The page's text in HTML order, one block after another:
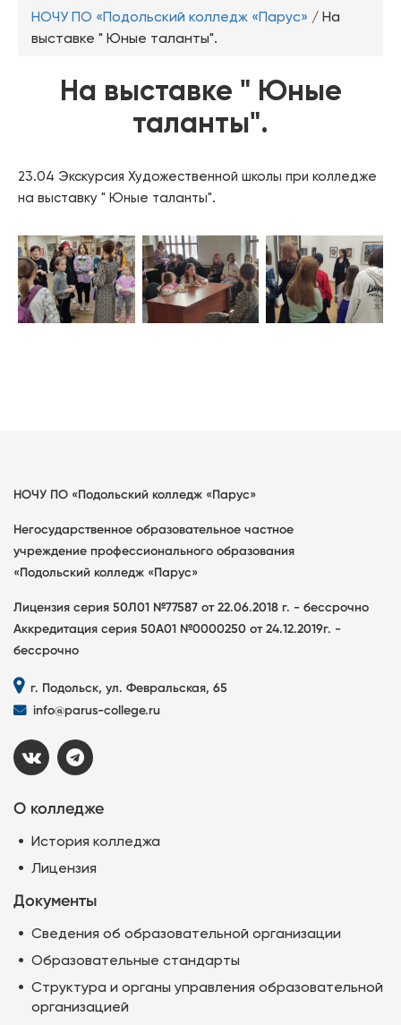
Вы
здесь
НОЧУ ПО «Подольский колледж «Парус» / На
выставке " Юные таланты".
На выставке " Юные
таланты".
23.04 Экскурсия Художественной школы при колледже
на выставку " Юные таланты".
НОЧУ ПО «Подольский колледж «Парус»
Негосударственное образовательное частное
учреждение профессионального образования
«Подольский колледж «Парус»
Лицензия серия 50Л01 №77587 от 22.06.2018 г. - бессрочно
Аккредитация серия 50А01 №0000250 от 24.12.2019г. -
бессрочно
г. Подольск, ул. Февральская, 65
info@parus-college.ru
О колледже
История колледжа
Лицензия
Документы
Сведения об образовательной организации
Образовательные стандарты
Структура и органы управления образовательной
организацией